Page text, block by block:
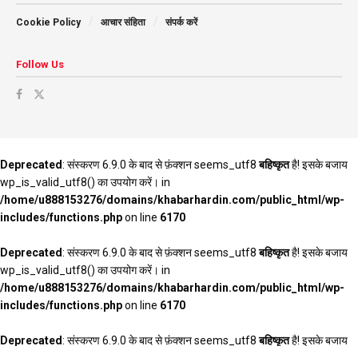
Cookie Policy आचार संहिता संपर्क करें
Follow Us
Deprecated: संस्करण 6.9.0 के बाद से फ़ंक्शन seems_utf8बहिष्कृतहै! इसके बजाय
wp_is_valid_utf8() का उपयोग करें। in
/home/u888153276/domains/khabarhardin.com/public_html/wp-
includes/functions.phpon line 6170
Deprecated: संस्करण 6.9.0 के बाद से फ़ंक्शन seems_utf8बहिष्कृतहै! इसके बजाय
wp_is_valid_utf8() का उपयोग करें। in
/home/u888153276/domains/khabarhardin.com/public_html/wp-
includes/functions.phpon line 6170
Deprecated: संस्करण 6.9.0 के बाद से फ़ंक्शन seems_utf8बहिष्कृतहै! इसके बजाय